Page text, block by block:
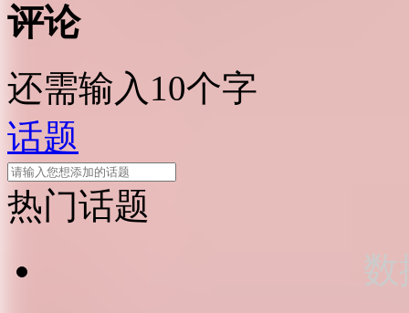
评论
还需输入10个字
话题
热门话题
数